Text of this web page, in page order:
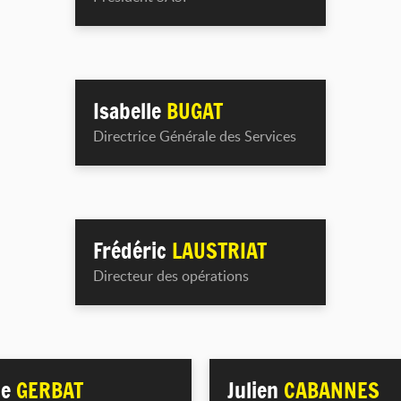
Isabelle BUGAT
Directrice Générale des Services
Frédéric LAUSTRIAT
Directeur des opérations
GERBAT Julien CABANNES